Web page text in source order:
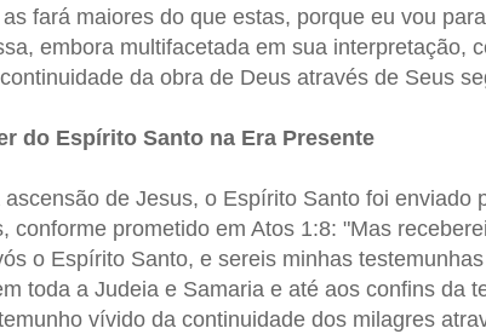
fará maiores do que estas, porque eu vou
embora multifacetada em sua interpretação,
da obra de Deus através de Seus
do Espírito Santo na Era Presente
ascensão de Jesus, o Espírito Santo foi enviado
conforme prometido em Atos 1:8: "Mas
o Espírito Santo, e sereis minhas
toda a Judeia e Samaria e até aos confins da
vívido da continuidade dos milagres